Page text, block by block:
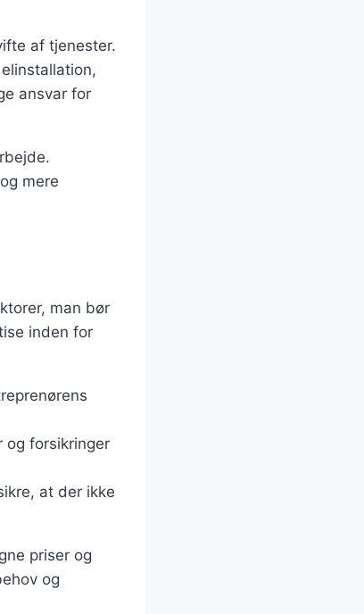
af tjenester.
ansvar for
mere
man bør
inden for
og forsikringer
at der ikke
priser og
og